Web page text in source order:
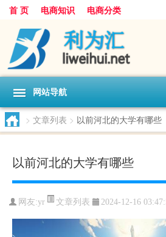
首 页 电商知识 电商分类
网站导航
> 文章列表 > 以前河北的大学有哪些
以前河北的大学有哪些
网友:yr 文章列表 2024-12-16